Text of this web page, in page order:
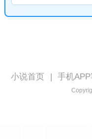
小说首页 手机